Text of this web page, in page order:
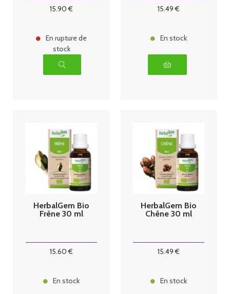
15.90 €
En rupture de
stock
15.49 €
En stock
HerbalGem Bio
Frêne 30 ml
15.60 €
En stock
HerbalGem Bio
Chêne 30 ml
15.49 €
En stock